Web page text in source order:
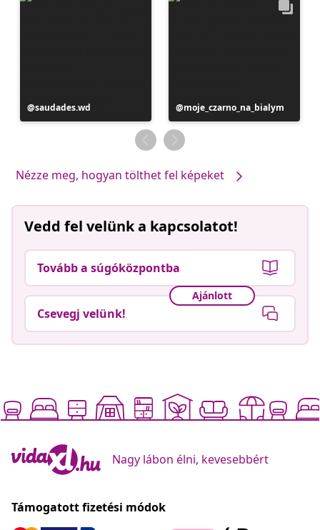
Bejegyzés
közzétevője
saudades.wd
Bejegyzés
közzétevője
moje_czarno_na_bialym
Nézze meg, hogyan tölthet fel képeket
Vedd fel velünk a kapcsolatot!
Tovább a súgóközpontba
Ajánlott
Csevegj velünk!
Nagy lábon élni, kevesebbért
Támogatott fizetési módok